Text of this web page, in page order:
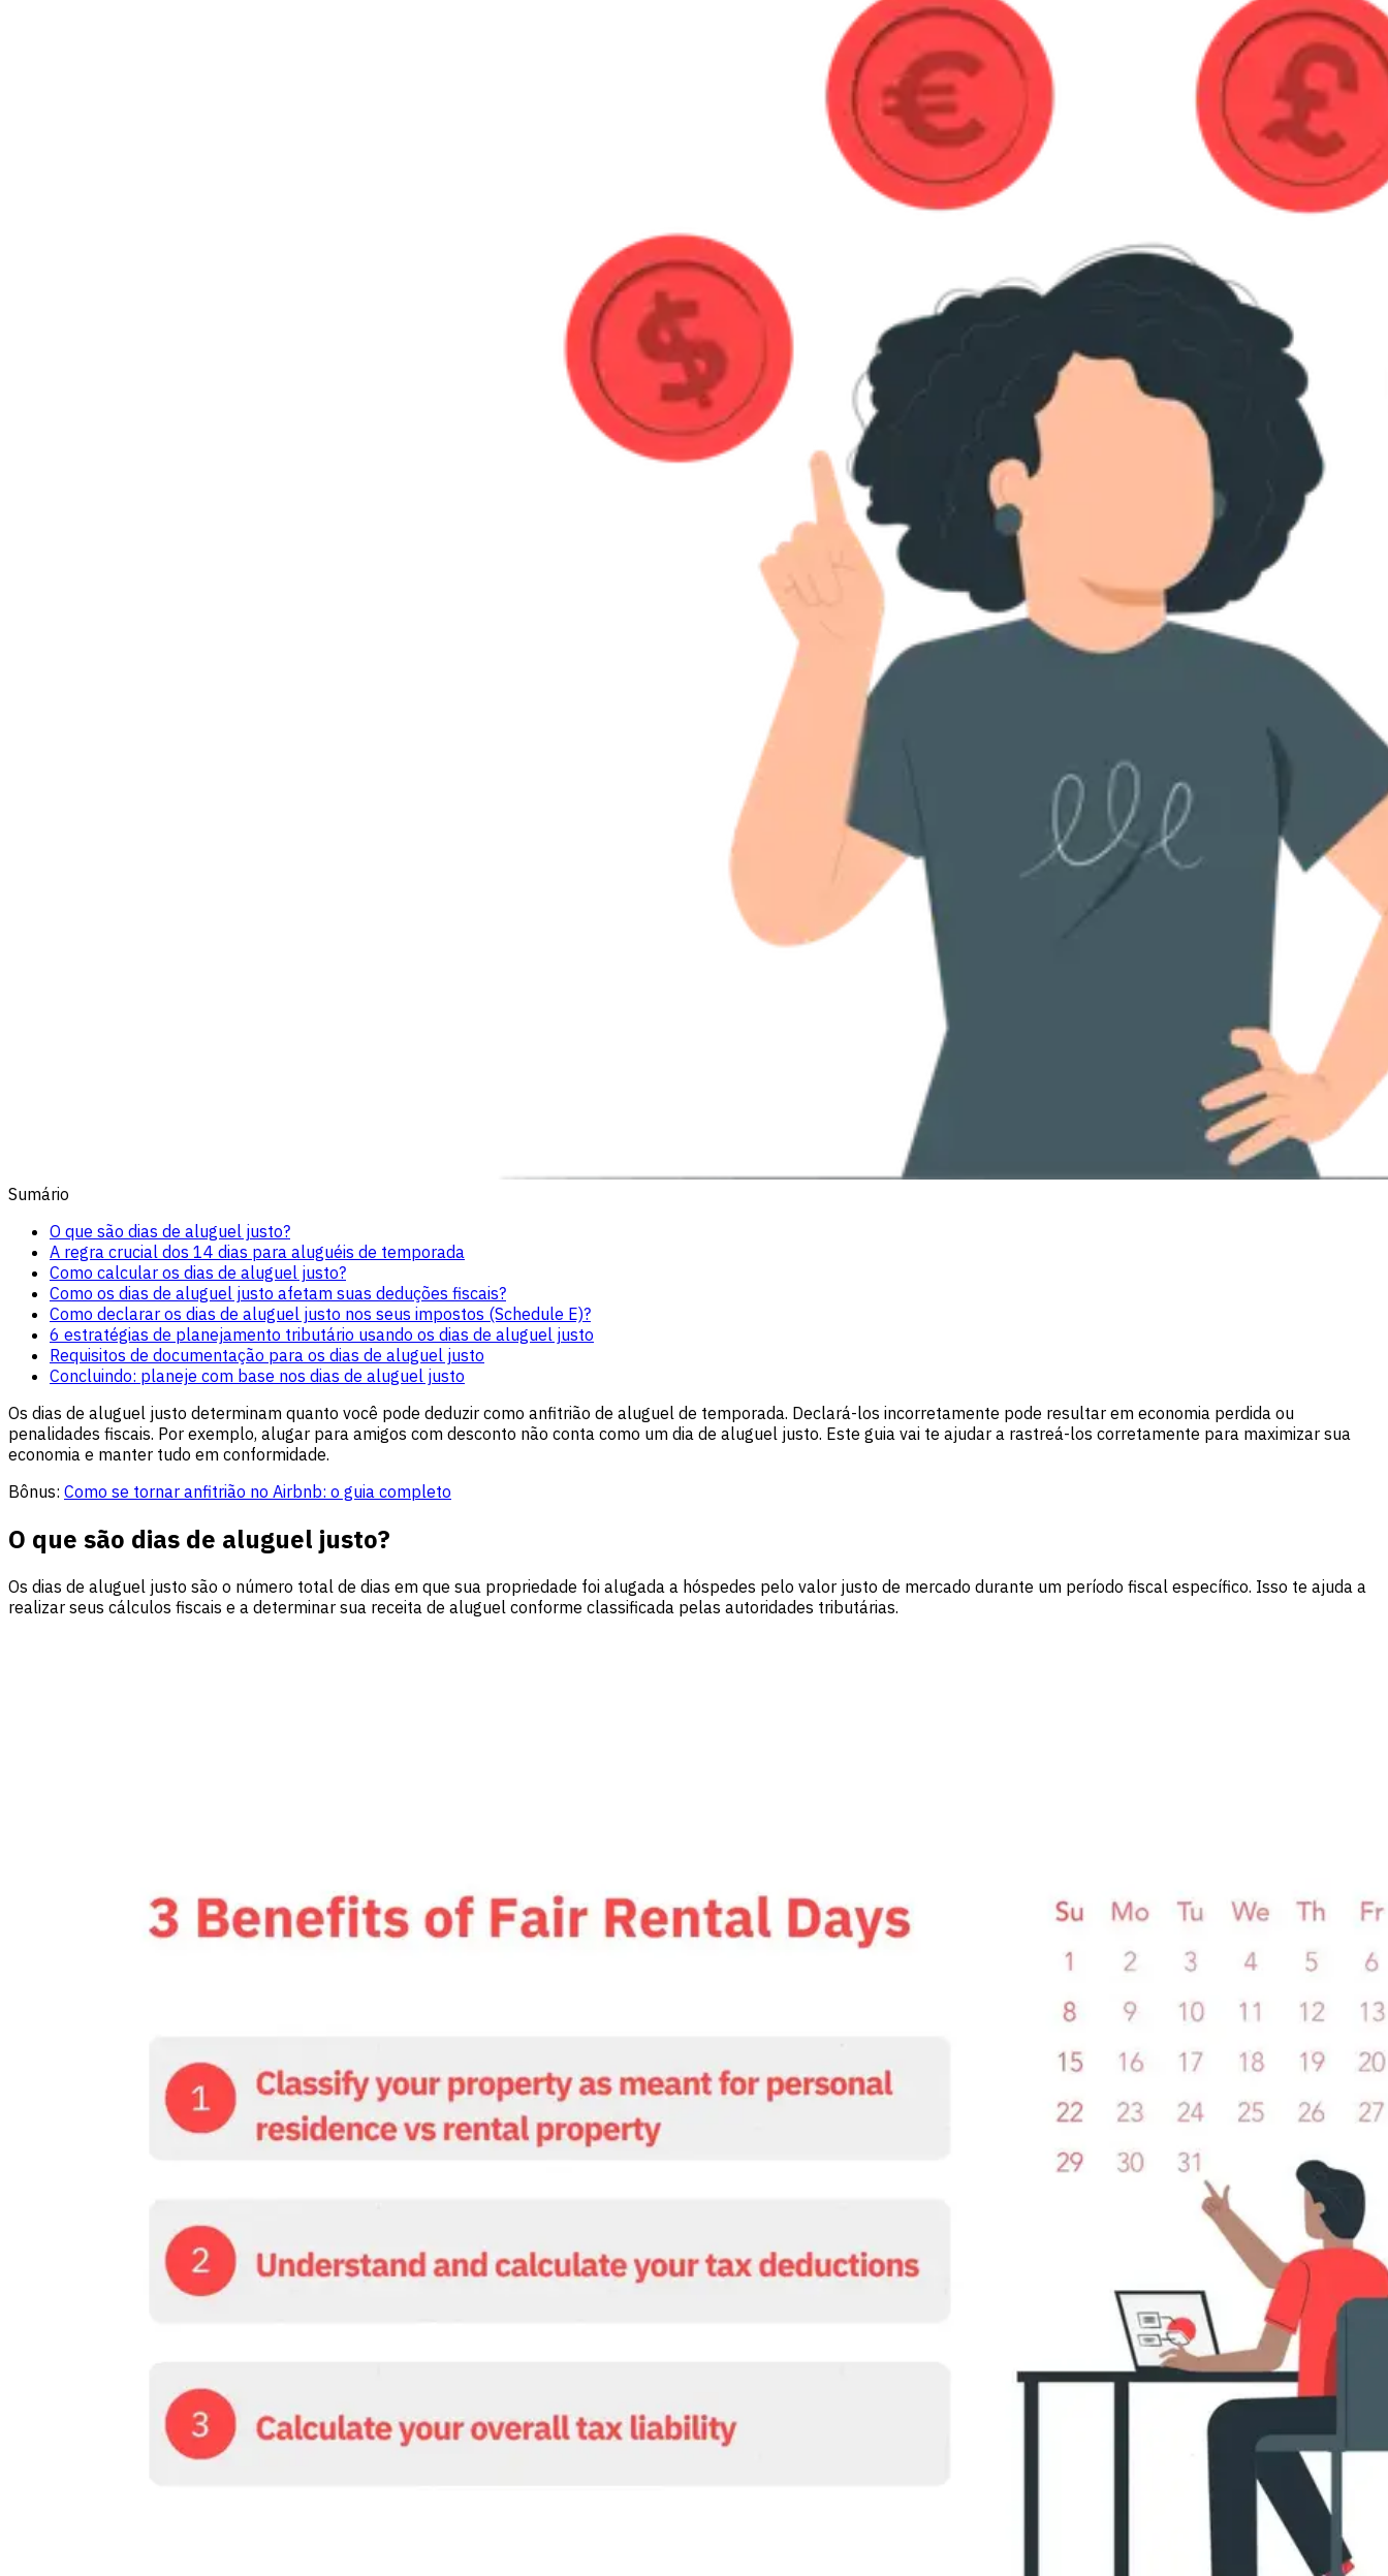
Sumário
O que são dias de aluguel justo?
A regra crucial dos 14 dias para aluguéis de temporada
Como calcular os dias de aluguel justo?
Como os dias de aluguel justo afetam suas deduções fiscais?
Como declarar os dias de aluguel justo nos seus impostos (Schedule E)?
6 estratégias de planejamento tributário usando os dias de aluguel justo
Requisitos de documentação para os dias de aluguel justo
Concluindo: planeje com base nos dias de aluguel justo
Os dias de aluguel justo determinam quanto você pode deduzir como anfitrião de aluguel de temporada. Declará-los incorretamente pode resultar em economia perdida ou
penalidades fiscais. Por exemplo, alugar para amigos com desconto não conta como um dia de aluguel justo. Este guia vai te ajudar a rastreá-los corretamente para maximizar sua
economia e manter tudo em conformidade.
Bônus: Como se tornar anfitrião no Airbnb: o guia completo
O que são dias de aluguel justo?
Os dias de aluguel justo são o número total de dias em que sua propriedade foi alugada a hóspedes pelo valor justo de mercado durante um período fiscal específico. Isso te ajuda a
realizar seus cálculos fiscais e a determinar sua receita de aluguel conforme classificada pelas autoridades tributárias.